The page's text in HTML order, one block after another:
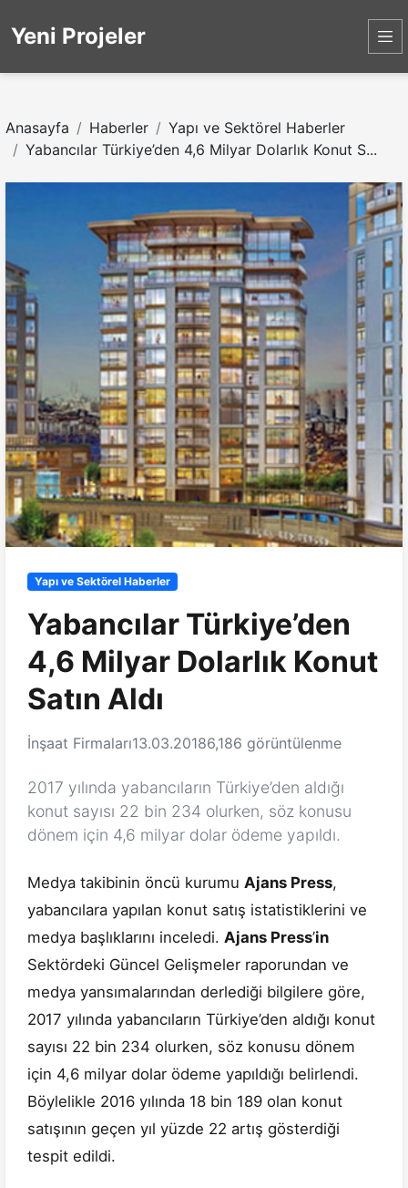
Yeni Projeler
Anasayfa Haberler
Yapı ve Sektörel Haberler
Yabancılar Türkiye’den 4,6 Milyar Dolarlık Konut S...
Yapı ve Sektörel Haberler
Yabancılar Türkiye’den
4,6 Milyar Dolarlık Konut
Satın Aldı
İnşaat Firmaları13.03.20186,186 görüntülenme
2017 yılında yabancıların Türkiye’den aldığı
konut sayısı 22 bin 234 olurken, söz konusu
dönem için 4,6 milyar dolar ödeme yapıldı.
Medya takibinin öncü kurumu Ajans Press,
yabancılara yapılan konut satış istatistiklerini ve
medya başlıklarını inceledi. Ajans Press’in
Sektördeki Güncel Gelişmeler raporundan ve
medya yansımalarından derlediği bilgilere göre,
2017 yılında yabancıların Türkiye’den aldığı konut
sayısı 22 bin 234 olurken, söz konusu dönem
için 4,6 milyar dolar ödeme yapıldığı belirlendi.
Böylelikle 2016 yılında 18 bin 189 olan konut
satışının geçen yıl yüzde 22 artış gösterdiği
tespit edildi.